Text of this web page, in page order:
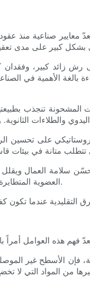
صناعية منذ عقود،
رش زائد كبير،
في الصناعات
تنجذب
على تحسين
سلامة العمال ويقلل
العضوية المتطايرة والتعرض لها في مكان العمل، يُوفّر الرش الكهروستاتيكي حلًا تقنيًا عمليًا.
الأسطح غير